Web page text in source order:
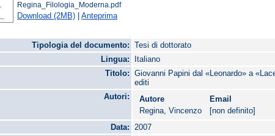
Regina_Filologia_Moderna.pdf
Download (2MB) |Anteprima
Tipologia del documento:
Tesi di dottorato
Lingua:
Italiano
Titolo:
Giovanni Papini dal «Leonardo» a
editi
Autori:
Autore
Email
Regina, Vincenzo
[non definito]
Data:
2007